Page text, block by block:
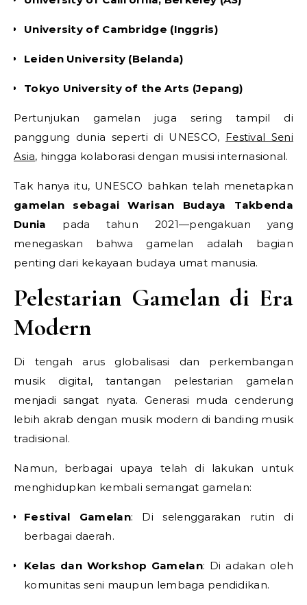
University of Cambridge (Inggris)
Leiden University (Belanda)
Tokyo University of the Arts (Jepang)
Pertunjukan gamelan juga sering tampil di
panggung dunia seperti di UNESCO, Festival Seni
Asia, hingga kolaborasi dengan musisi internasional.
Tak hanya itu, UNESCO bahkan telah menetapkan
gamelan sebagai Warisan Budaya Takbenda
Dunia pada tahun 2021—pengakuan yang
menegaskan bahwa gamelan adalah bagian
penting dari kekayaan budaya umat manusia.
Pelestarian Gamelan di Era
Modern
Di tengah arus globalisasi dan perkembangan
musik digital, tantangan pelestarian gamelan
menjadi sangat nyata. Generasi muda cenderung
lebih akrab dengan musik modern di banding musik
tradisional.
Namun, berbagai upaya telah di lakukan untuk
menghidupkan kembali semangat gamelan:
Festival Gamelan: Di selenggarakan rutin di
berbagai daerah.
Kelas dan Workshop Gamelan: Di adakan oleh
komunitas seni maupun lembaga pendidikan.